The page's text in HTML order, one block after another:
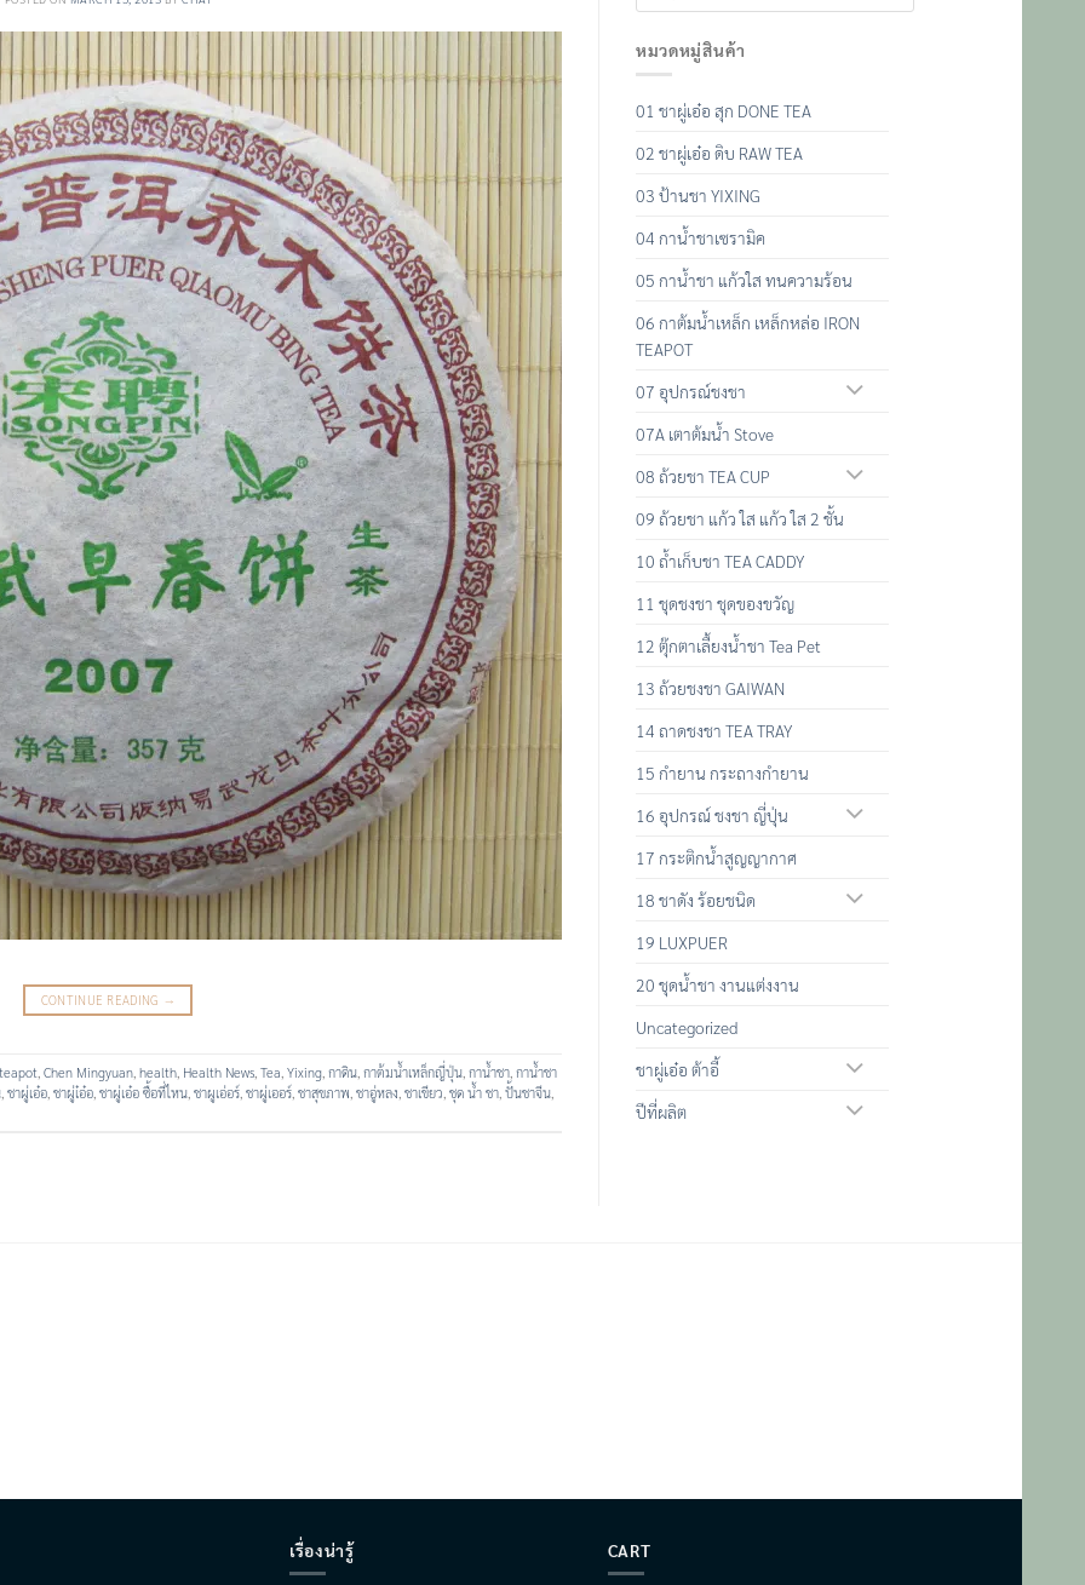
CONTINUE READING →
Chen Mingyuan health Health News Tea Yixing กาดิน กาต้มน้ำเหล็กญี่ปุ่น กาน้ำชา กาน้ำชา
ชาผู่เอ๋อ ชาผู่เ๋อ๋อ ชาผู่เอ๋อ ซื้อที่ไหน ชาผูเอ่อร์ ชาผู่เออร์ ชาสุขภาพ ชาอู่หลง ชาเขียว ชุด น้ำ ชา ปั้นชาจีน
หมวดหมู่สินค้า
01 ชาผู่เอ๋อ สุก DONE TEA
02 ชาผู่เอ๋อ ดิบ RAW TEA
03 ป้านชา YIXING
04 กาน้ำชาเซรามิค
05 กาน้ำชา แก้วใส ทนความร้อน
06 กาต้มน้ำเหล็ก เหล็กหล่อ IRON
TEAPOT
07 อุปกรณ์ชงชา
07A เตาต้มน้ำ Stove
08 ถ้วยชา TEA CUP
09 ถ้วยชา แก้ว ใส แก้ว ใส 2 ชั้น
10 ถ้ำเก็บชา TEA CADDY
11 ชุดชงชา ชุดของขวัญ
12 ตุ๊กตาเลื้ยงน้ำชา Tea Pet
13 ถ้วยชงชา GAIWAN
14 ถาดชงชา TEA TRAY
15 กำยาน กระถางกำยาน
16 อุปกรณ์ ชงชา ญี่ปุ่น
17 กระติกน้ำสูญญากาศ
18 ชาดัง ร้อยชนิด
19 LUXPUER
20 ชุดน้ำชา งานแต่งงาน
Uncategorized
ชาผู่เอ๋อ ต้าอี้
ปีที่ผลิต
เรื่องน่ารู้ CART